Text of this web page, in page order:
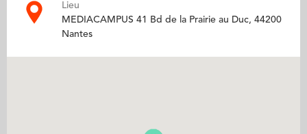
Lieu
MEDIACAMPUS 41 Bd de la Prairie au Duc, 44200
Nantes